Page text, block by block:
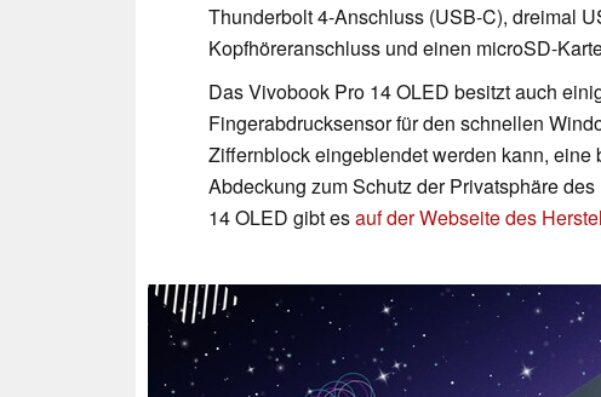
Thunderbolt 4-Anschluss (USB-C), dreimal
Kopfhöreranschluss und einen microSD-
Das Vivobook Pro 14 OLED besitzt auch
Fingerabdrucksensor für den schnellen
Ziffernblock eingeblendet werden kann, eine
Abdeckung zum Schutz der Privatsphäre
14 OLED gibt esauf der Webseite des